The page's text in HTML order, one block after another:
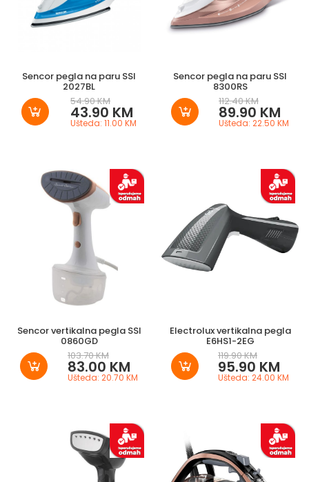
Sencor pegla na paru SSI
2027BL
54.90 KM
43.90 KM
Ušteda: 11.00 KM
Sencor pegla na paru SSI
8300RS
112.40 KM
89.90 KM
Ušteda: 22.50 KM
Sencor vertikalna pegla SSI
0860GD
103.70 KM
83.00 KM
Ušteda: 20.70 KM
Electrolux vertikalna pegla
E6HS1-2EG
119.90 KM
95.90 KM
Ušteda: 24.00 KM